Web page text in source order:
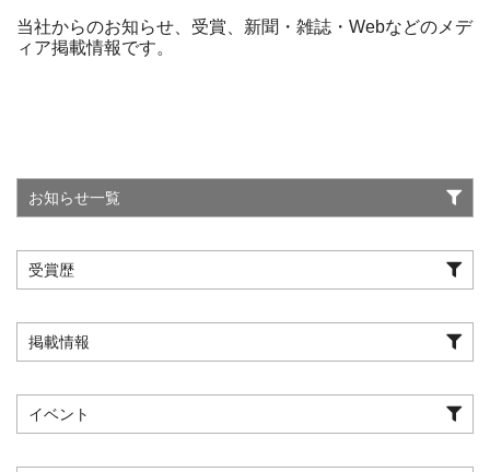
当社からのお知らせ、受賞、新聞・雑誌・Webなどのメデ
ィア掲載情報です。
お知らせ一覧
受賞歴
掲載情報
イベント